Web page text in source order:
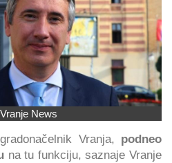
News
Vranja, podneo
na tu funkciju, saznaje Vranje